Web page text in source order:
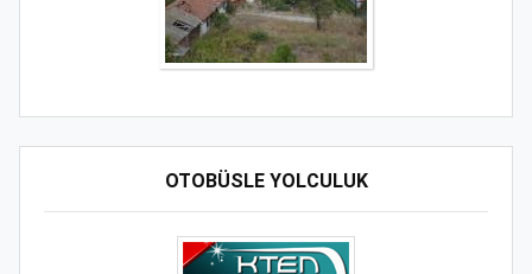
OTOBÜSLE YOLCULUK